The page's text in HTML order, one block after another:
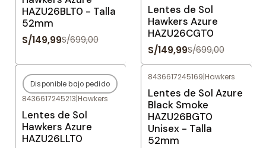
HAZU26BLT0 - Talla
52mm
S/149,99S/699,00
Lentes de Sol
Hawkers Azure
HAZU26CGT0
S/149,99S/699,00
-79%OFF
Agotado
Disponible bajo pedido
8436617245213|Hawkers
Lentes de Sol
Hawkers Azure
HAZU26LLT0
8436617245169|Hawkers
Lentes de Sol Azure
Black Smoke
HAZU26BGT0
Unisex - Talla
52mm